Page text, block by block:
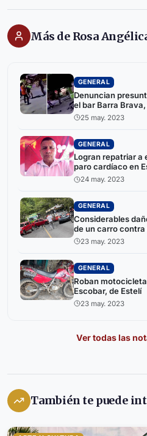
Más de Rosa
GENERAL
Denuncian
el bar Barra
25 may. 2023
GENERAL
Logran repatriar a
paro cardíaco en
24 may. 2023
GENERAL
Considerables
de un carro
camioneta en Estelí
23 may. 2023
GENERAL
Roban
Escobar, de Estelí
23 may. 2023
Ver todas las
También te puede